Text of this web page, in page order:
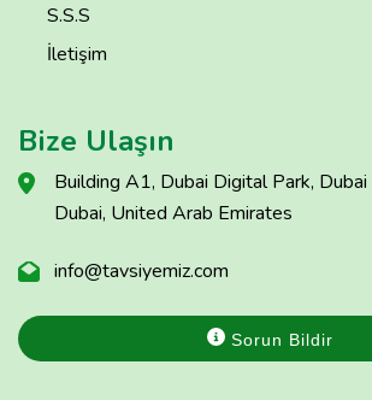
S.S.S
İletişim
Bize Ulaşın
Building A1, Dubai Digital Park, Dubai
Dubai, United Arab Emirates
info@tavsiyemiz.com
Sorun Bildir